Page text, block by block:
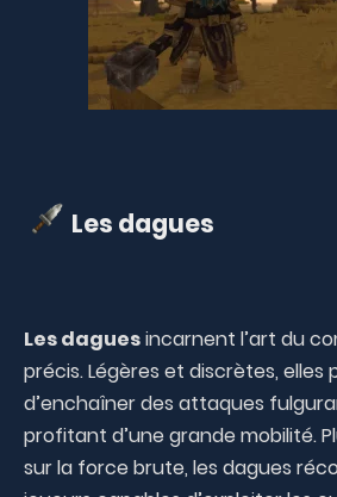
Les dagues
Les daguesincarnent l’art du
précis. Légères et discrètes,
d’enchaîner des attaques
profitant d’une grande mobilité.
sur la force brute, les dagues